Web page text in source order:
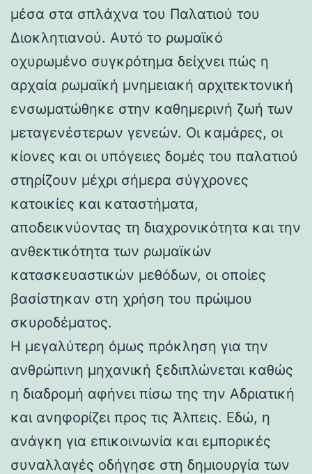
μέσα στα σπλάχνα του Παλατιού του
Διοκλητιανού. Αυτό το ρωμαϊκό
οχυρωμένο συγκρότημα δείχνει πώς η
αρχαία ρωμαϊκή μνημειακή αρχιτεκτονική
ενσωματώθηκε στην καθημερινή ζωή των
μεταγενέστερων γενεών. Οι καμάρες, οι
κίονες και οι υπόγειες δομές του παλατιού
στηρίζουν μέχρι σήμερα σύγχρονες
κατοικίες και καταστήματα,
αποδεικνύοντας τη διαχρονικότητα και την
ανθεκτικότητα των ρωμαϊκών
κατασκευαστικών μεθόδων, οι οποίες
βασίστηκαν στη χρήση του πρώιμου
σκυροδέματος.
Η μεγαλύτερη όμως πρόκληση για την
ανθρώπινη μηχανική ξεδιπλώνεται καθώς
η διαδρομή αφήνει πίσω της την Αδριατική
και ανηφορίζει προς τις Άλπεις. Εδώ, η
ανάγκη για επικοινωνία και εμπορικές
συναλλαγές οδήγησε στη δημιουργία των